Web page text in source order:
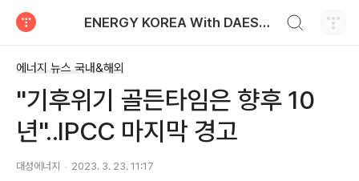
ENERGY KOREA With DAESUNG ENERGY
에너지 뉴스 국내&해외
"기후위기 골든타임은 향후 10
년"..IPCC 마지막 경고
대성에너지 2023. 3. 23. 11:17